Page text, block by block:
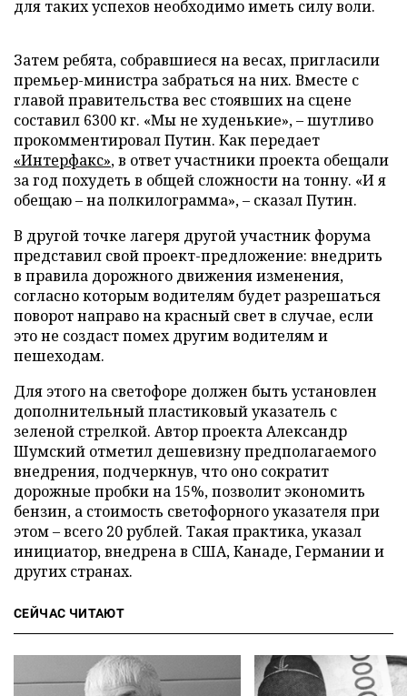
для таких успехов необходимо иметь силу воли.
Затем ребята, собравшиеся на весах, пригласили
премьер-министра забраться на них. Вместе с
главой правительства вес стоявших на сцене
составил 6300 кг. «Мы не худенькие», – шутливо
прокомментировал Путин. Как передает
«Интерфакс», в ответ участники проекта обещали
за год похудеть в общей сложности на тонну. «И я
обещаю – на полкилограмма», – сказал Путин.
В другой точке лагеря другой участник форума
представил свой проект-предложение: внедрить
в правила дорожного движения изменения,
согласно которым водителям будет разрешаться
поворот направо на красный свет в случае, если
это не создаст помех другим водителям и
пешеходам.
Для этого на светофоре должен быть установлен
дополнительный пластиковый указатель с
зеленой стрелкой. Автор проекта Александр
Шумский отметил дешевизну предполагаемого
внедрения, подчеркнув, что оно сократит
дорожные пробки на 15%, позволит экономить
бензин, а стоимость светофорного указателя при
этом – всего 20 рублей. Такая практика, указал
инициатор, внедрена в США, Канаде, Германии и
других странах.
СЕЙЧАС ЧИТАЮТ